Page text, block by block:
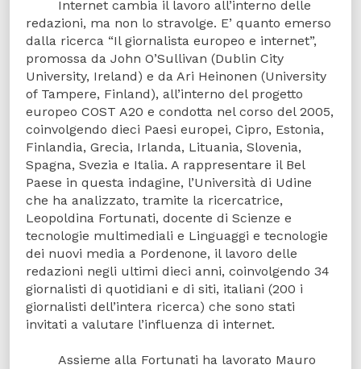
Internet cambia il lavoro all’interno delle
redazioni, ma non lo stravolge. E’ quanto emerso
dalla ricerca “Il giornalista europeo e internet”,
promossa da John O’Sullivan (Dublin City
University, Ireland) e da Ari Heinonen (University
of Tampere, Finland), all’interno del progetto
europeo COST A20 e condotta nel corso del 2005,
coinvolgendo dieci Paesi europei, Cipro, Estonia,
Finlandia, Grecia, Irlanda, Lituania, Slovenia,
Spagna, Svezia e Italia. A rappresentare il Bel
Paese in questa indagine, l’Università di Udine
che ha analizzato, tramite la ricercatrice,
Leopoldina Fortunati, docente di Scienze e
tecnologie multimediali e Linguaggi e tecnologie
dei nuovi media a Pordenone, il lavoro delle
redazioni negli ultimi dieci anni, coinvolgendo 34
giornalisti di quotidiani e di siti, italiani (200 i
giornalisti dell’intera ricerca) che sono stati
invitati a valutare l’influenza di internet.
Assieme alla Fortunati ha lavorato Mauro